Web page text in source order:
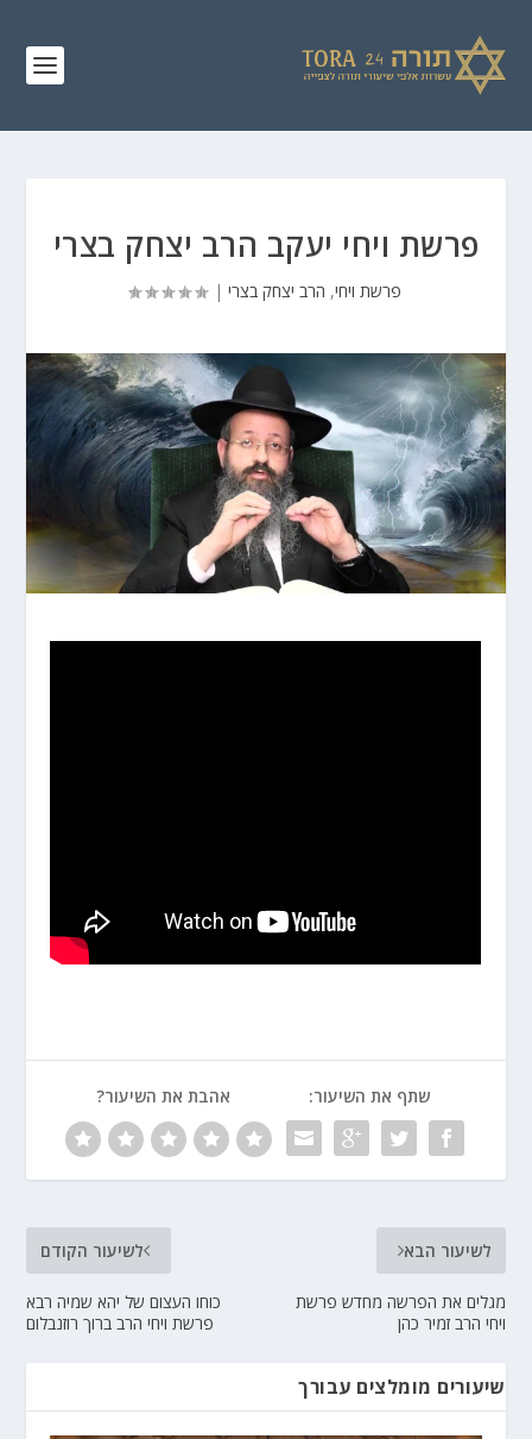
פרשת ויחי יעקב הרב יצחק בצרי
פרשת ויחי, הרב יצחק בצרי |
שתף את השיעור: אהבת את השיעור?
לשיעור הקודם
כוחו העצום של יהא שמיה רבא
פרשת ויחי הרב ברוך רוזנבלום
לשיעור הבא
מגלים את הפרשה מחדש פרשת
ויחי הרב זמיר כהן
שיעורים מומלצים עבורך